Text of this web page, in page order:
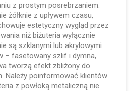
z prostym posrebrzaniem.
żółknie z upływem czasu,
estetyczny wygląd przez
niż biżuteria wyłącznie
są szklanymi lub akrylowymi
– fasetowany szlif i dymna,
tworzą efekt zbliżony do
Należy poinformować klientów
z powłoką metaliczną nie